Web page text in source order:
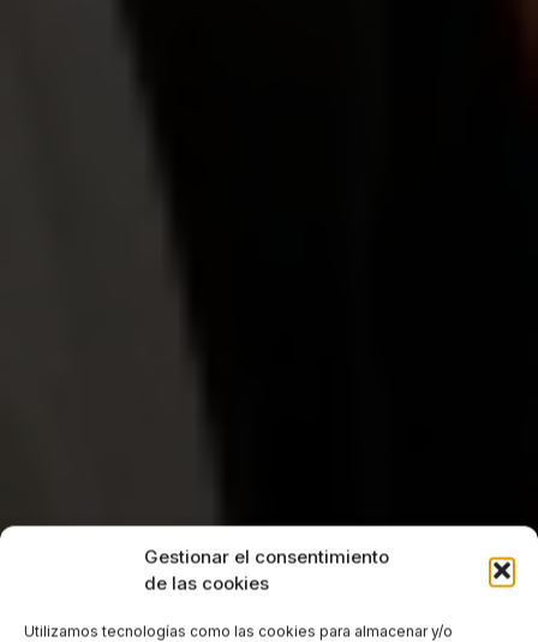
Gestionar el consentimiento
de las cookies
Utilizamos tecnologías como las cookies para almacenar y/o